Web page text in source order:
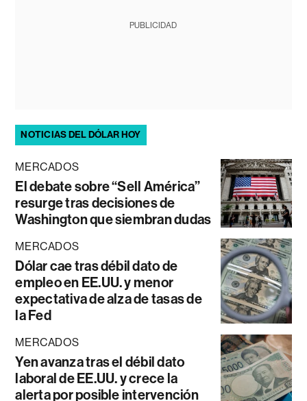
PUBLICIDAD
NOTICIAS DEL DÓLAR HOY
MERCADOS
El debate sobre “Sell América”
resurge tras decisiones de
Washington que siembran dudas
MERCADOS
Dólar cae tras débil dato de
empleo en EE.UU. y menor
expectativa de alza de tasas de
la Fed
MERCADOS
Yen avanza tras el débil dato
laboral de EE.UU. y crece la
alerta por posible intervención